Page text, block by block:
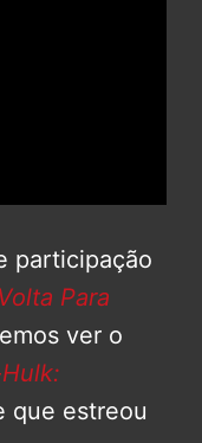
participação
Para
ver o
que estreou